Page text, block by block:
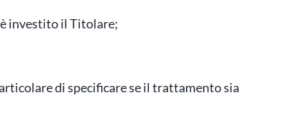
è investito il Titolare;
di specificare se il trattamento sia